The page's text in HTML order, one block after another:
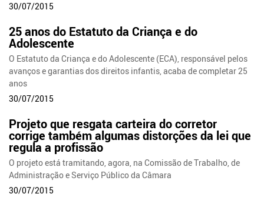
30/07/2015
25 anos do Estatuto da Criança e do
Adolescente
O Estatuto da Criança e do Adolescente (ECA), responsável pelos
avanços e garantias dos direitos infantis, acaba de completar 25
anos
30/07/2015
Projeto que resgata carteira do corretor
corrige também algumas distorções da lei que
regula a profissão
O projeto está tramitando, agora, na Comissão de Trabalho, de
Administração e Serviço Público da Câmara
30/07/2015